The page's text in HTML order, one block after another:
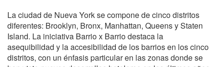
La ciudad de Nueva York se compone de cinco distritos
diferentes: Brooklyn, Bronx, Manhattan, Queens y Staten
Island. La iniciativa Barrio x Barrio destaca la
asequibilidad y la accesibilidad de los barrios en los cinco
distritos, con un énfasis particular en las zonas donde se